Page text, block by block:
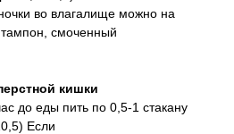
во влагалище можно на
тампон, смоченный
кишки
до еды пить по 0,5-1 стакану
Если